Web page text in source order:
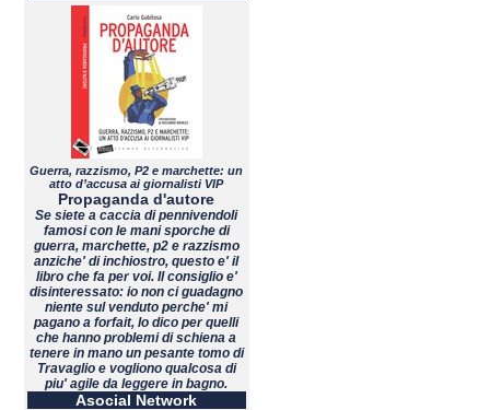
Guerra, razzismo, P2 e marchette: un
atto d’accusa ai giornalisti VIP
Propaganda d'autore
Se siete a caccia di pennivendoli
famosi con le mani sporche di
guerra, marchette, p2 e razzismo
anziche' di inchiostro, questo e' il
libro che fa per voi. Il consiglio e'
disinteressato: io non ci guadagno
niente sul venduto perche' mi
pagano a forfait, lo dico per quelli
che hanno problemi di schiena a
tenere in mano un pesante tomo di
Travaglio e vogliono qualcosa di
piu' agile da leggere in bagno.
Asocial Network